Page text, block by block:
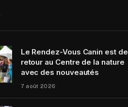
Le Rendez-Vous Canin est de
retour au Centre de la nature
avec des nouveautés
7 août 2026